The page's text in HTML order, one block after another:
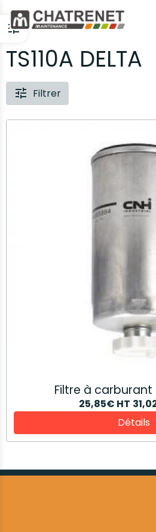
TS110A DELTA
Filtrer
Filtre à
25,85€ HT
Détails